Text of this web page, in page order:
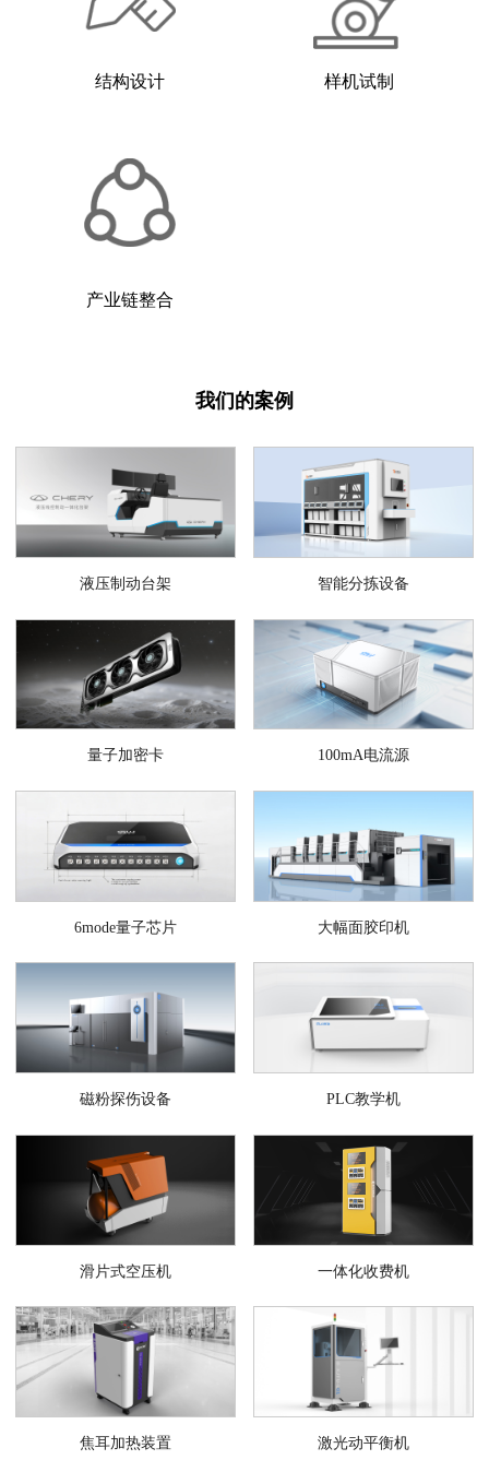
结构设计 样机试制
产业链整合
我们的案例
液压制动台架 智能分拣设备
量子加密卡 100mA电流源
6mode量子芯片 大幅面胶印机
磁粉探伤设备 PLC教学机
滑片式空压机 一体化收费机
焦耳加热装置 激光动平衡机